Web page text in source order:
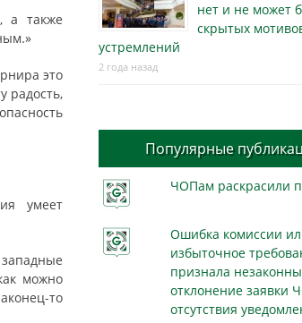
а также
это
радость,
умеет
можно
то
нет и не может
скрытых
устремлений
2 года назад
Популярные
ЧОПам раскрасили
Ошибка комиссии
избыточное
признала
отклонение заявки
отсутствия